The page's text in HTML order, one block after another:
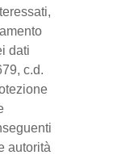
dati
c.d.
autorità